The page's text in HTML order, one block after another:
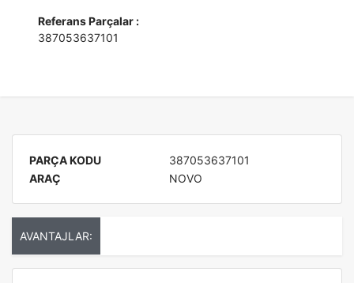
Referans Parçalar :
387053637101
PARÇA KODU
387053637101
ARAÇ
NOVO
AVANTAJLAR: